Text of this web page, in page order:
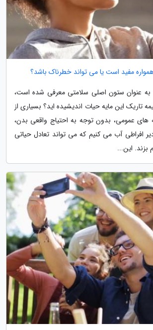
مفید است یا می تواند خطرناک باشد؟
عنوان ستون اصلی سلامتی معرفی شده است،
تاریک این مایه حیات اندیشیده اید؟ بسیاری از
های عمومی، بدون توجه به احتیاج واقعی بدن،
افراطی آب می کنیم که می تواند تعادل حیاتی
بزند. این...